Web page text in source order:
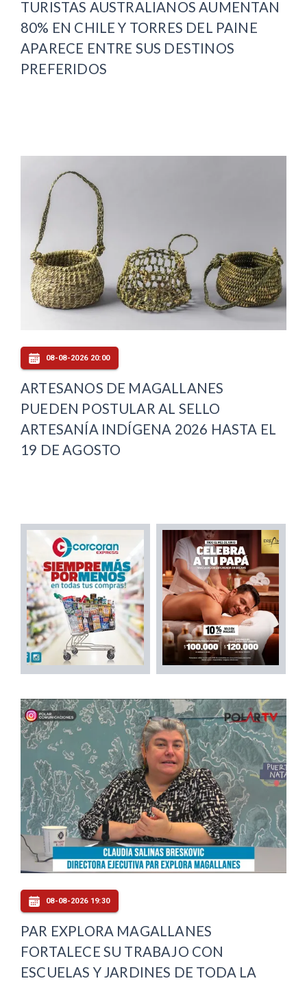
TURISTAS AUSTRALIANOS AUMENTAN
80% EN CHILE Y TORRES DEL PAINE
APARECE ENTRE SUS DESTINOS
PREFERIDOS
08-08-2026 20:00
ARTESANOS DE MAGALLANES
PUEDEN POSTULAR AL SELLO
ARTESANÍA INDÍGENA 2026 HASTA EL
19 DE AGOSTO
08-08-2026 19:30
PAR EXPLORA MAGALLANES
FORTALECE SU TRABAJO CON
ESCUELAS Y JARDINES DE TODA LA